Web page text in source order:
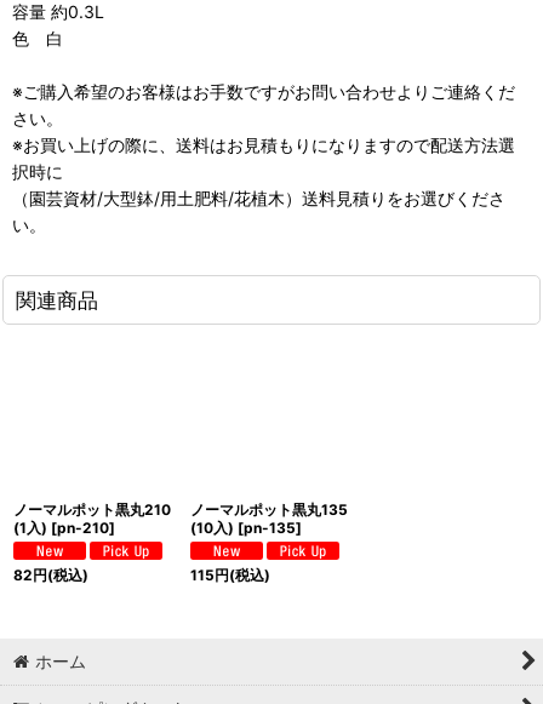
容量 約0.3L
色 白
※ご購入希望のお客様はお手数ですがお問い合わせよりご連絡くだ
さい。
※お買い上げの際に、送料はお見積もりになりますので配送方法選
択時に
（園芸資材/大型鉢/用土肥料/花植木）送料見積りをお選びくださ
い。
関連商品
ノーマルポット黒丸210
(1入) [pn-210]
82円(税込)
ノーマルポット黒丸135
(10入) [pn-135]
115円(税込)
ホーム